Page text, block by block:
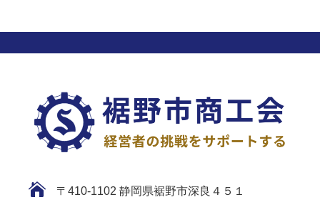
 〒410-1102 静岡県裾野市深良４５１